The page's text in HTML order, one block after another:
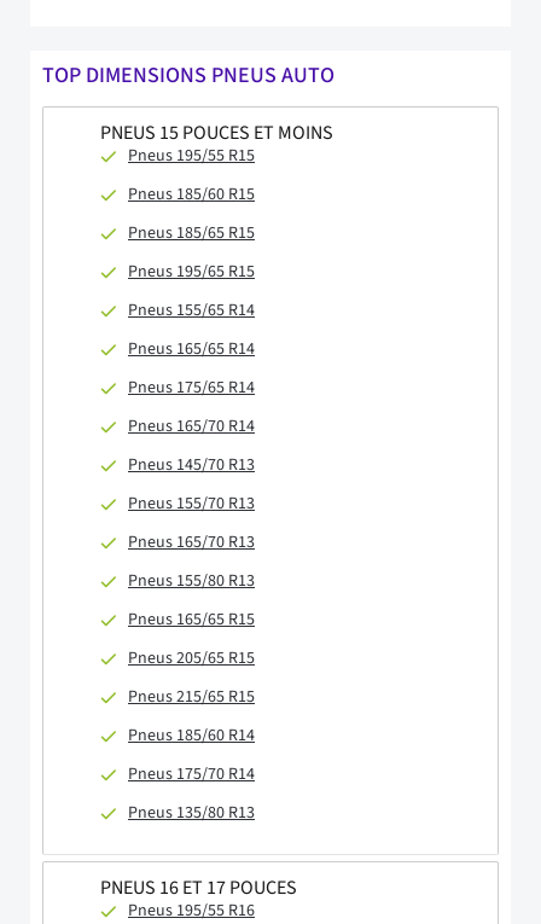
TOP DIMENSIONS PNEUS AUTO
PNEUS 15 POUCES ET MOINS
Pneus 195/55 R15
Pneus 185/60 R15
Pneus 185/65 R15
Pneus 195/65 R15
Pneus 155/65 R14
Pneus 165/65 R14
Pneus 175/65 R14
Pneus 165/70 R14
Pneus 145/70 R13
Pneus 155/70 R13
Pneus 165/70 R13
Pneus 155/80 R13
Pneus 165/65 R15
Pneus 205/65 R15
Pneus 215/65 R15
Pneus 185/60 R14
Pneus 175/70 R14
Pneus 135/80 R13
PNEUS 16 ET 17 POUCES
Pneus 195/55 R16